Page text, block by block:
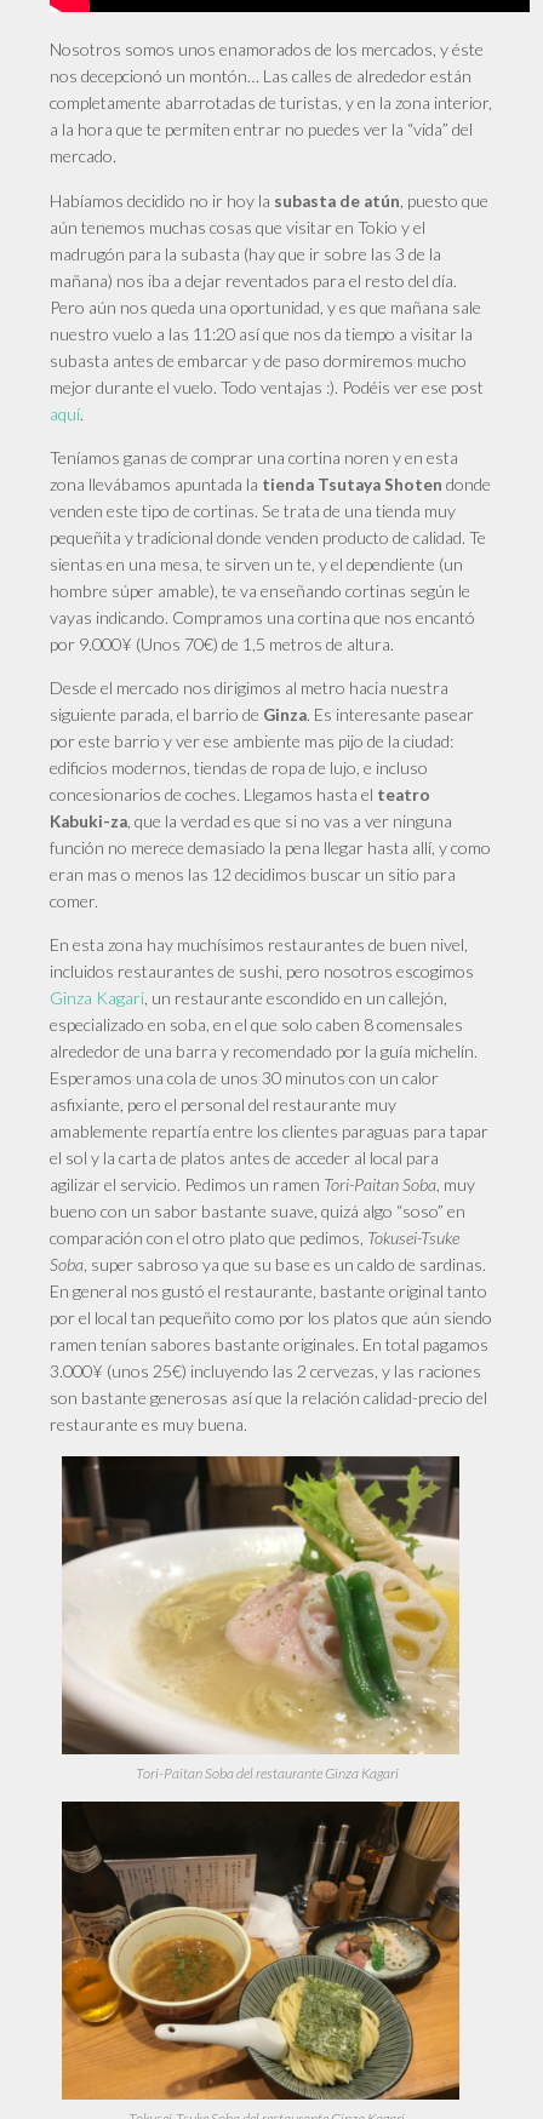
Nosotros somos unos enamorados de los mercados, y éste
nos decepcionó un montón… Las calles de alrededor están
completamente abarrotadas de turistas, y en la zona interior,
a la hora que te permiten entrar no puedes ver la “vida” del
mercado.
Habíamos decidido no ir hoy la subasta de atún , puesto que
aún tenemos muchas cosas que visitar en Tokio y el
madrugón para la subasta (hay que ir sobre las 3 de la
mañana) nos iba a dejar reventados para el resto del día.
Pero aún nos queda una oportunidad, y es que mañana sale
nuestro vuelo a las 11:20 así que nos da tiempo a visitar la
subasta antes de embarcar y de paso dormiremos mucho
mejor durante el vuelo. Todo ventajas :). Podéis ver ese post
aquí.
Teníamos ganas de comprar una cortina noren y en esta
zona llevábamos apuntada la tienda Tsutaya Shoten donde
venden este tipo de cortinas. Se trata de una tienda muy
pequeñita y tradicional donde venden producto de calidad. Te
sientas en una mesa, te sirven un te, y el dependiente (un
hombre súper amable), te va enseñando cortinas según le
vayas indicando. Compramos una cortina que nos encantó
por 9.000¥ (Unos 70€) de 1,5 metros de altura.
Desde el mercado nos dirigimos al metro hacia nuestra
siguiente parada, el barrio de Ginza. Es interesante pasear
por este barrio y ver ese ambiente mas pijo de la ciudad:
edificios modernos, tiendas de ropa de lujo, e incluso
concesionarios de coches. Llegamos hasta el teatro
Kabuki-za , que la verdad es que si no vas a ver ninguna
función no merece demasiado la pena llegar hasta allí, y como
eran mas o menos las 12 decidimos buscar un sitio para
comer.
En esta zona hay muchísimos restaurantes de buen nivel,
incluidos restaurantes de sushi, pero nosotros escogimos
Ginza Kagari, un restaurante escondido en un callejón,
especializado en soba, en el que solo caben 8 comensales
alrededor de una barra y recomendado por la guía michelín.
Esperamos una cola de unos 30 minutos con un calor
asfixiante, pero el personal del restaurante muy
amablemente repartía entre los clientes paraguas para tapar
el sol y la carta de platos antes de acceder al local para
agilizar el servicio. Pedimos un ramen Tori-Paitan Soba, muy
bueno con un sabor bastante suave, quizá algo “soso” en
comparación con el otro plato que pedimos, Tokusei-Tsuke
Soba, super sabroso ya que su base es un caldo de sardinas.
En general nos gustó el restaurante, bastante original tanto
por el local tan pequeñito como por los platos que aún siendo
ramen tenían sabores bastante originales. En total pagamos
3.000¥ (unos 25€) incluyendo las 2 cervezas, y las raciones
son bastante generosas así que la relación calidad-precio del
restaurante es muy buena.
Tori-Paitan Soba del restaurante Ginza Kagari